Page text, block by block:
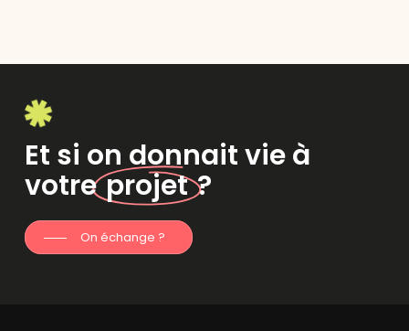
Et si on donnait vie à
votreprojet?
On échange ?